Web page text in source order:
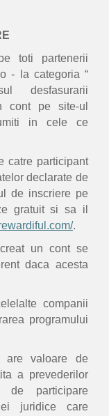
toti partenerii
- la categoria “
desfasurarii
cont pe site-ul
in cele ce
catre participant
declarate de
de inscriere pe
gratuit si sa il
.
un cont se
daca acesta
companii
programului
are valoare de
a prevederilor
de participare
juridice care